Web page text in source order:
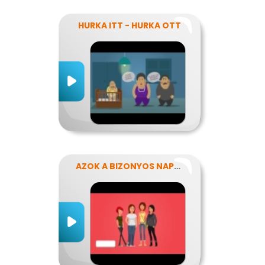
HURKA ITT - HURKA OTT
AZOK A BIZONYOS NAPOK